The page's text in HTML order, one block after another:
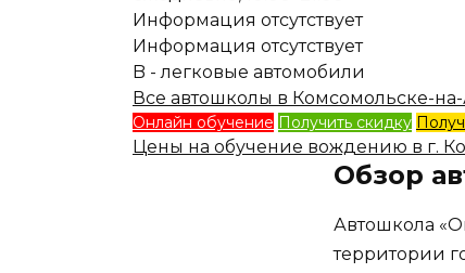
Информация отсутствует
Информация отсутствует
B - легковые автомобили
Все автошколы в Комсомольске-
Онлайн обучение Получить скидку
Цены на обучение вождению в г.
Обзор
Автошкола
территории